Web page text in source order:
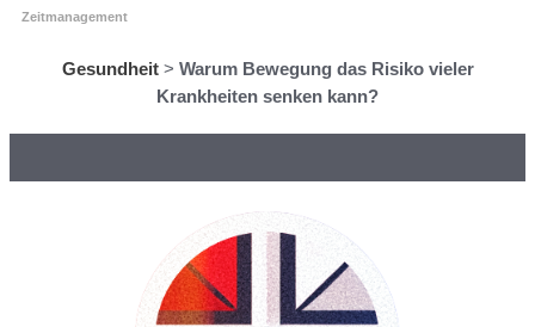
Zeitmanagement
Gesundheit> Warum Bewegung das Risiko vieler
Krankheiten senken kann?